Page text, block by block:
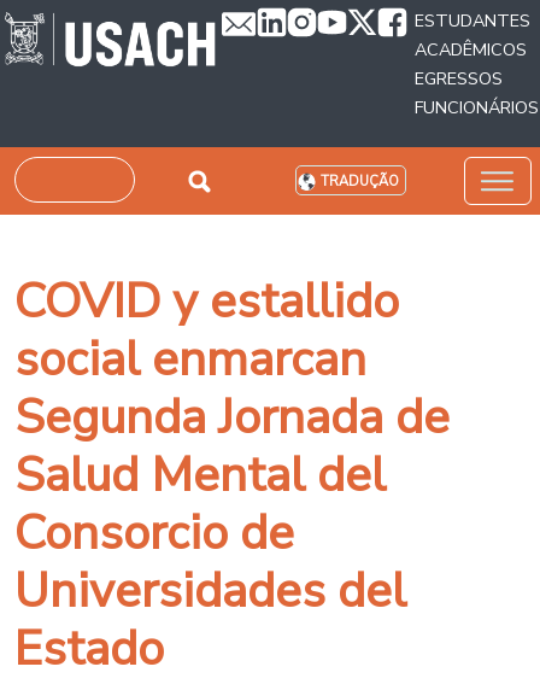
Passar para o conteúdo principal
ESTUDANTES
ACADÊMICOS
EGRESSOS
FUNCIONÁRIOS
Pesquisar TRADUÇÃO
COVID y estallido
social enmarcan
Segunda Jornada de
Salud Mental del
Consorcio de
Universidades del
Estado